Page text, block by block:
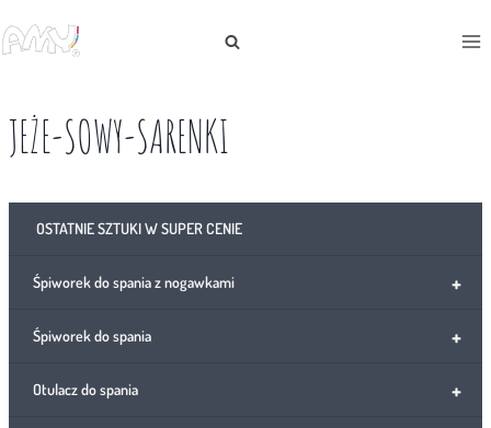
do
treści
JEŻE-SOWY-SARENKI
OSTATNIE SZTUKI W SUPER CENIE
+
Śpiworek do spania z nogawkami
+
Śpiworek do spania
+
Otulacz do spania